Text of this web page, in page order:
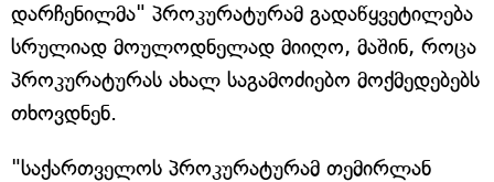
დარჩენილმა" პროკურატურამ გადაწყვეტილება
სრულიად მოულოდნელად მიიღო, მაშინ, როცა
პროკურატურას ახალ საგამოძიებო მოქმედებებს
თხოვდნენ.
"საქართველოს პროკურატურამ თემირლან